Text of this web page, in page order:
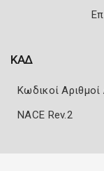
ΚΑΔ
Κωδικοί
NACE Rev.2